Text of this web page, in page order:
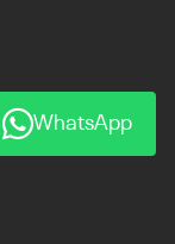
WhatsApp